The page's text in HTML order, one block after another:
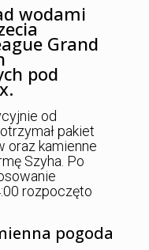
wodami
Grand
pod
od
pakiet
oraz kamienne
Szyha. Po
rozpoczęto
pogoda